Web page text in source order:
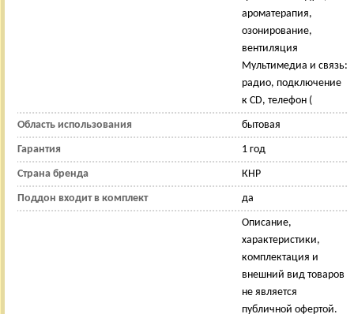
ароматерапия,
озонирование,
вентиляция
Мультимедиа и связь:
радио, подключение
к CD, телефон (
Область использования бытовая
Гарантия 1 год
Страна бренда КНР
Поддон входит в комплект да
Описание,
характеристики,
комплектация и
внешний вид товаров
не является
публичной офертой.